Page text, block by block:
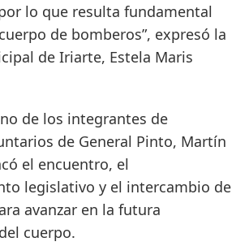
lo que resulta fundamental
de bomberos”, expresó la
de Iriarte, Estela Maris
de los integrantes de
de General Pinto, Martín
el encuentro, el
legislativo y el intercambio de
avanzar en la futura
cuerpo.